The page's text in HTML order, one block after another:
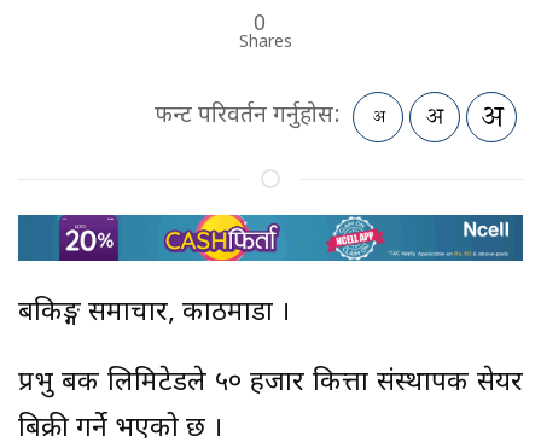
0
Shares
फन्ट परिवर्तन गर्नुहोस:
बैंकिङ्ग समाचार, काठमाडौं ।
प्रभु बैंक लिमिटेडले ५० हजार कित्ता संस्थापक सेयर
बिक्री गर्ने भएको छ ।